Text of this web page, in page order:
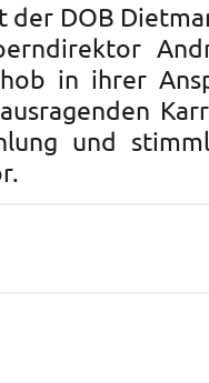
DOB
in ihrer
und